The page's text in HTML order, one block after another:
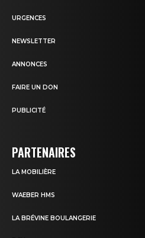
URGENCES
NEWSLETTER
ANNONCES
FAIRE UN DON
PUBLICITÉ
PARTENAIRES
LA MOBILIÈRE
WAEBER HMS
LA BRÉVINE BOULANGERIE